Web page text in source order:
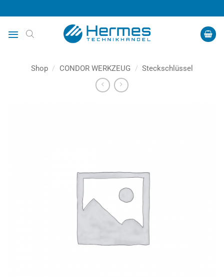
Inhalt
springen
Shop / CONDOR WERKZEUG / Steckschlüssel